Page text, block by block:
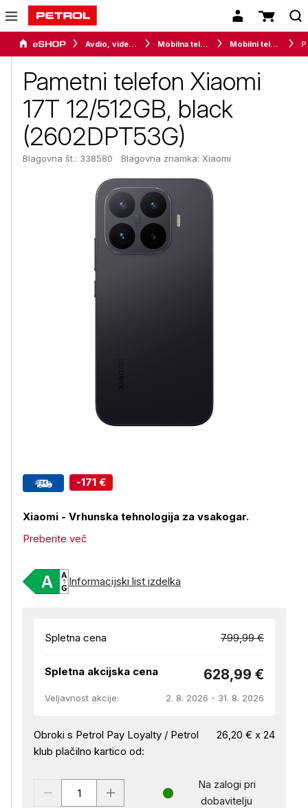
Avdio, video in telefonija Mobilna telefonija Mobilni telefoni
Pametni telefon Xiaomi
17T 12/512GB, black
(2602DPT53G)
Blagovna št.: 338580 Blagovna znamka: Xiaomi
-171 €
Xiaomi - Vrhunska tehnologija za vsakogar.
Preberite več
Informacijski list izdelka
Spletna cena 799,99 €
Spletna akcijska cena 628,99 €
Veljavnost akcije: 2. 8. 2026 - 31. 8. 2026
Obroki s Petrol Pay Loyalty / Petrol
klub plačilno kartico od:
26,20 € x 24
Na zalogi pri
dobavitelju